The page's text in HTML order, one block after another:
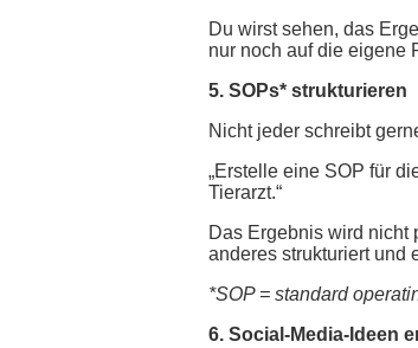
Du wirst sehen, das
nur noch auf die eigene
5. SOPs* strukturieren
Nicht jeder schreibt
„Erstelle eine SOP für
Tierarzt.“
Das Ergebnis wird nicht
anderes strukturiert und
*SOP = standard
6. Social-Media-Ideen